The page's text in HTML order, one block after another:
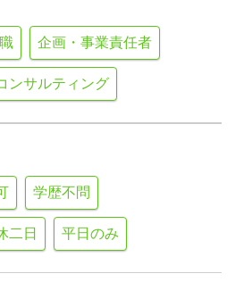
企画・事業責任者
ンサルティング
学歴不問
二日 平日のみ